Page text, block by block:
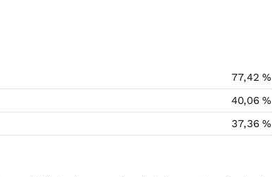
77,42 %
40,06 %
37,36 %